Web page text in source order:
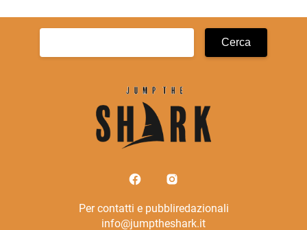
Ricerca
Per contatti e pubbliredazionali
info@jumptheshark.it